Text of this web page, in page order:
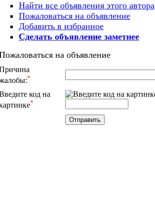
Найти все объявления этого автора
Пожаловаться на объявление
Добавить в избранное
Сделать объявление заметнее
на объявление
*
код на
*